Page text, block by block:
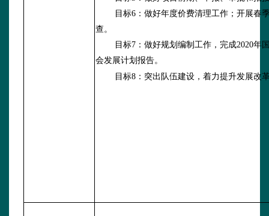
目标6：做好年度价费清理工作；开展春
查。
目标7：做好规划编制工作，完成2020年
会发展计划报告。
目标8：突出队伍建设，着力提升发展改